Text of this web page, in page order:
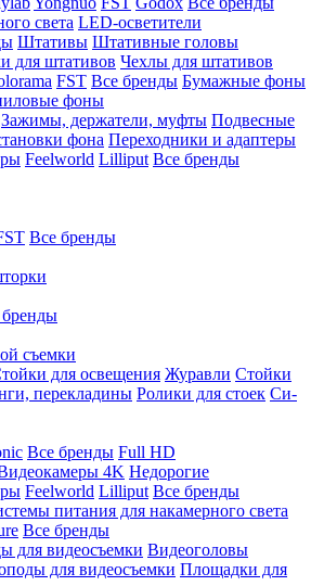
света LED-осветители
Штативы Штативные головы
для штативов Чехлы для штативов
FST Все бренды Бумажные фоны
фоны
Зажимы, держатели, муфты Подвесные
фона Переходники и адаптеры
Feelworld Lilliput Все бренды
Все бренды
съемки
для освещения Журавли Стойки
перекладины Ролики для стоек Си-
Все бренды Full HD
4K Недорогие
Feelworld Lilliput Все бренды
питания для накамерного света
Все бренды
для видеосъемки Видеоголовы
для видеосъемки Площадки для